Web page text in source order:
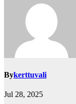
Bykerttuvali
Jul 28, 2025